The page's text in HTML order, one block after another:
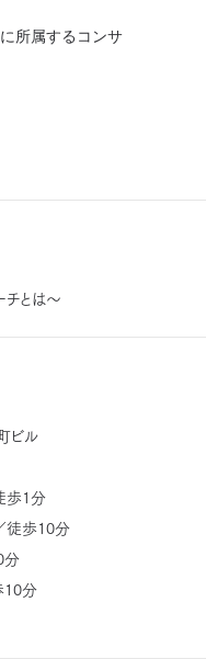
所属するコンサ
チとは～
ビル
歩1分
徒歩10分
分
10分